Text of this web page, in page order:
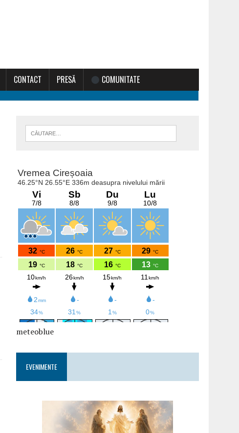
CONTACT PRESĂ COMUNITATE
meteoblue
EVENIMENTE